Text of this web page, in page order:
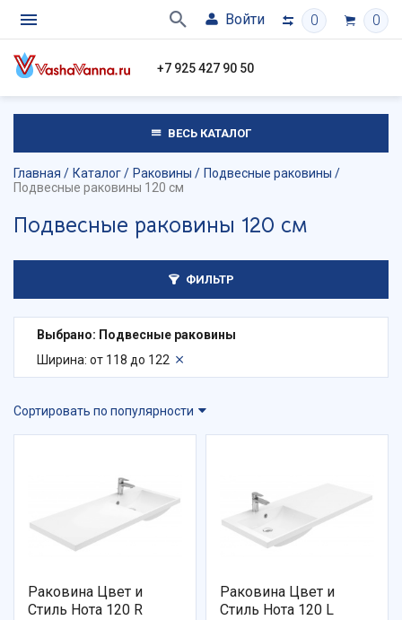
Войти 0 0
+7 925 427 90 50
ВЕСЬ КАТАЛОГ
Главная Каталог Раковины
Подвесные раковины
Подвесные раковины 120 см
Подвесные раковины 120 см
ФИЛЬТР
Выбрано: Подвесные раковины
Ширина: от 118 до 122
Сортировать по популярности
Раковина Цвет и
Стиль Нота 120 R
Раковина Цвет и
Стиль Нота 120 L